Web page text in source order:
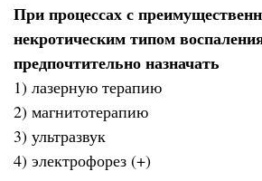
При процессах с
некротическим типом
предпочтительно назначать
1) лазерную терапию
2) магнитотерапию
3) ультразвук
4) электрофорез (+)